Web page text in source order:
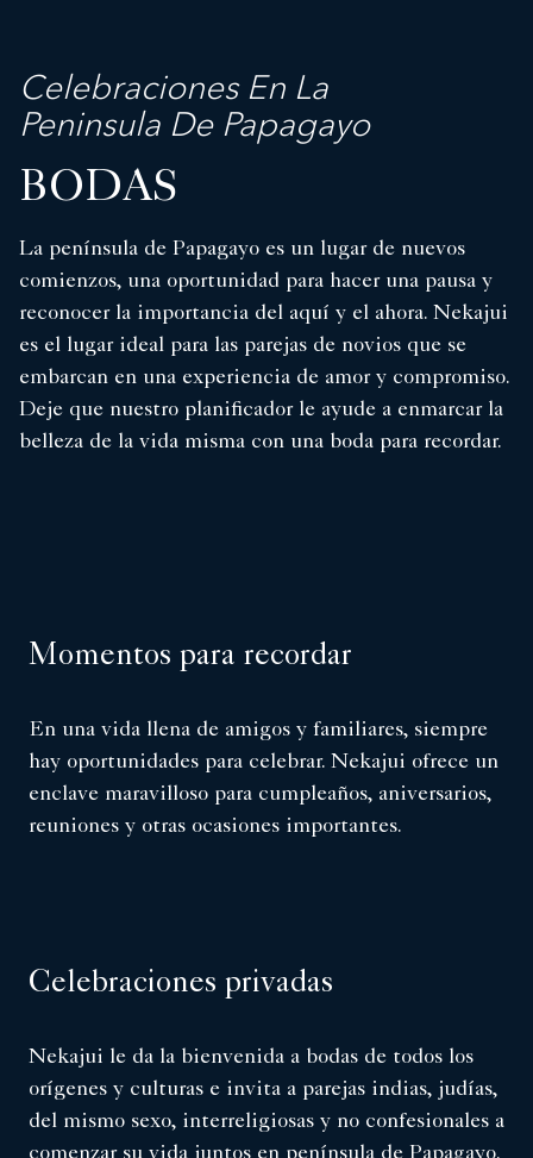
Celebraciones En La
Peninsula De Papagayo
BODAS
La península de Papagayo es un lugar de nuevos
comienzos, una oportunidad para hacer una pausa y
reconocer la importancia del aquí y el ahora. Nekajui
es el lugar ideal para las parejas de novios que se
embarcan en una experiencia de amor y compromiso.
Deje que nuestro planificador le ayude a enmarcar la
belleza de la vida misma con una boda para recordar.
Momentos para recordar
En una vida llena de amigos y familiares, siempre
hay oportunidades para celebrar. Nekajui ofrece un
enclave maravilloso para cumpleaños, aniversarios,
reuniones y otras ocasiones importantes.
Celebraciones privadas
Nekajui le da la bienvenida a bodas de todos los
orígenes y culturas e invita a parejas indias, judías,
del mismo sexo, interreligiosas y no confesionales a